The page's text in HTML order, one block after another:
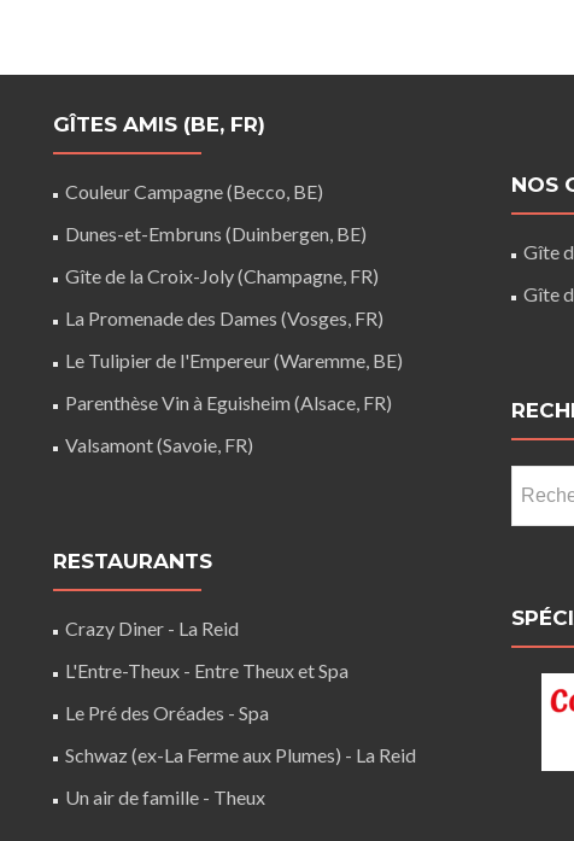
GÎTES AMIS (BE, FR)
Couleur Campagne (Becco, BE)
Dunes-et-Embruns (Duinbergen, BE)
Gîte de la Croix-Joly (Champagne, FR)
La Promenade des Dames (Vosges, FR)
Le Tulipier de l'Empereur (Waremme, BE)
Parenthèse Vin à Eguisheim (Alsace, FR)
Valsamont (Savoie, FR)
RESTAURANTS
Crazy Diner - La Reid
L'Entre-Theux - Entre Theux et Spa
Le Pré des Oréades - Spa
Schwaz (ex-La Ferme aux Plumes) - La Reid
Un air de famille - Theux
NOS
Gîte
Gîte